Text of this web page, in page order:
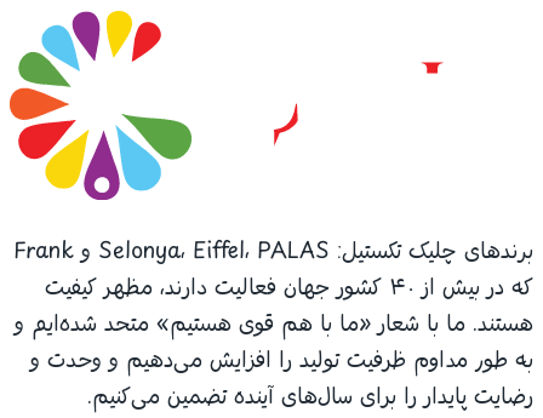
برندهای چلیک تکستیل: Selonya، Eiffel، PALAS و Frank
که در بیش از ۴۰ کشور جهان فعالیت دارند، مظهر کیفیت
هستند. ما با شعار «ما با هم قوی هستیم» متحد شده‌ایم و
به طور مداوم ظرفیت تولید را افزایش می‌دهیم و وحدت و
رضایت پایدار را برای سال‌های آینده تضمین می‌کنیم.